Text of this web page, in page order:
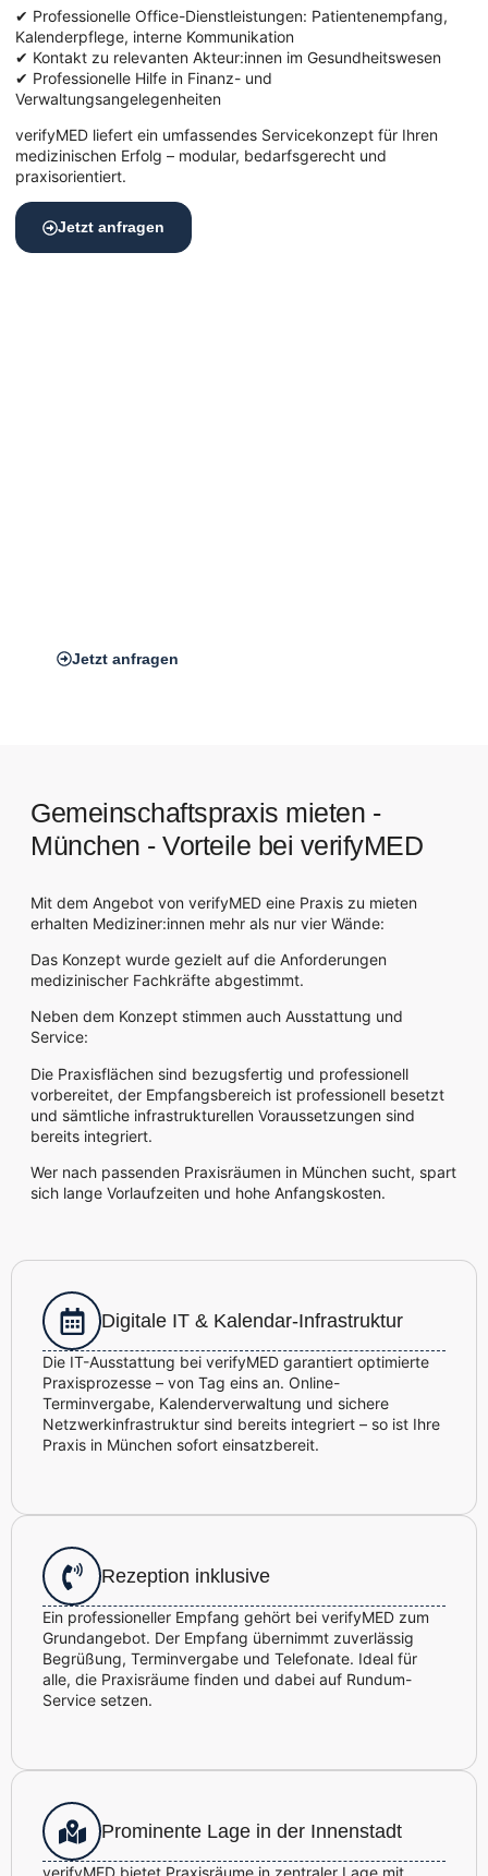
✔ Professionelle Office-Dienstleistungen: Patientenempfang,
Kalenderpflege, interne Kommunikation
✔ Kontakt zu relevanten Akteur:innen im Gesundheitswesen
✔ Professionelle Hilfe in Finanz- und
Verwaltungsangelegenheiten
verifyMED liefert ein umfassendes Servicekonzept für Ihren
medizinischen Erfolg – modular, bedarfsgerecht und
praxisorientiert.
Jetzt anfragen
Jetzt anfragen
Gemeinschaftspraxis mieten -
München - Vorteile bei verifyMED
Mit dem Angebot von verifyMED eine Praxis zu mieten
erhalten Mediziner:innen mehr als nur vier Wände:
Das Konzept wurde gezielt auf die Anforderungen
medizinischer Fachkräfte abgestimmt.
Neben dem Konzept stimmen auch Ausstattung und
Service:
Die Praxisflächen sind bezugsfertig und professionell
vorbereitet, der Empfangsbereich ist professionell besetzt
und sämtliche infrastrukturellen Voraussetzungen sind
bereits integriert.
Wer nach passenden Praxisräumen in München sucht, spart
sich lange Vorlaufzeiten und hohe Anfangskosten.
Digitale IT & Kalendar-Infrastruktur
Die IT-Ausstattung bei verifyMED garantiert optimierte
Praxisprozesse – von Tag eins an. Online-
Terminvergabe, Kalenderverwaltung und sichere
Netzwerkinfrastruktur sind bereits integriert – so ist Ihre
Praxis in München sofort einsatzbereit.
Rezeption inklusive
Ein professioneller Empfang gehört bei verifyMED zum
Grundangebot. Der Empfang übernimmt zuverlässig
Begrüßung, Terminvergabe und Telefonate. Ideal für
alle, die Praxisräume finden und dabei auf Rundum-
Service setzen.
Prominente Lage in der Innenstadt